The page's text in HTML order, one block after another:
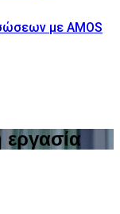
με AMOS